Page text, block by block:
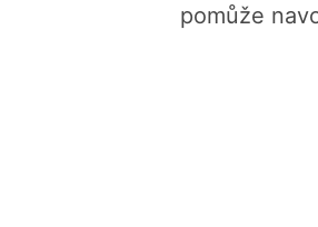
pomůže